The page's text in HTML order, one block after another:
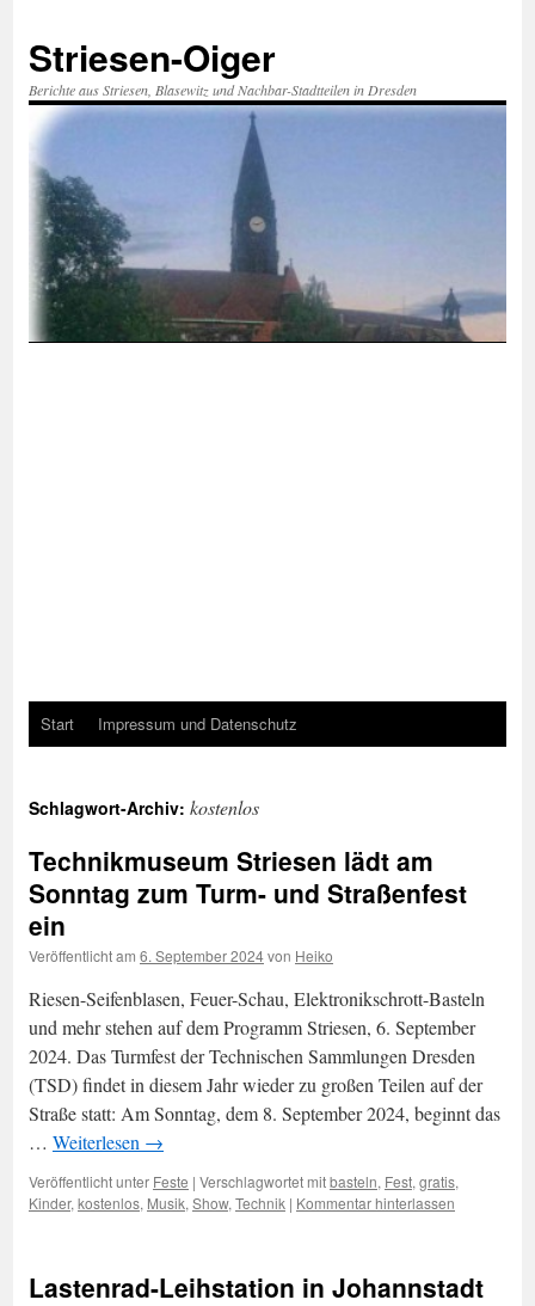
springen
Striesen-Oiger
Berichte aus Striesen, Blasewitz und Nachbar-Stadtteilen in Dresden
Start Impressum und Datenschutz
Schlagwort-Archiv: kostenlos
Technikmuseum Striesen lädt am
Sonntag zum Turm- und Straßenfest
ein
Veröffentlicht am 6. September 2024von Heiko
Riesen-Seifenblasen, Feuer-Schau, Elektronikschrott-Basteln
und mehr stehen auf dem Programm Striesen, 6. September
2024. Das Turmfest der Technischen Sammlungen Dresden
(TSD) findet in diesem Jahr wieder zu großen Teilen auf der
Straße statt: Am Sonntag, dem 8. September 2024, beginnt das
… Weiterlesen →
Veröffentlicht unter Feste | Verschlagwortet mitbasteln, Fest, gratis,
Kinder, kostenlos, Musik, Show, Technik | Kommentar hinterlassen
Lastenrad-Leihstation in Johannstadt